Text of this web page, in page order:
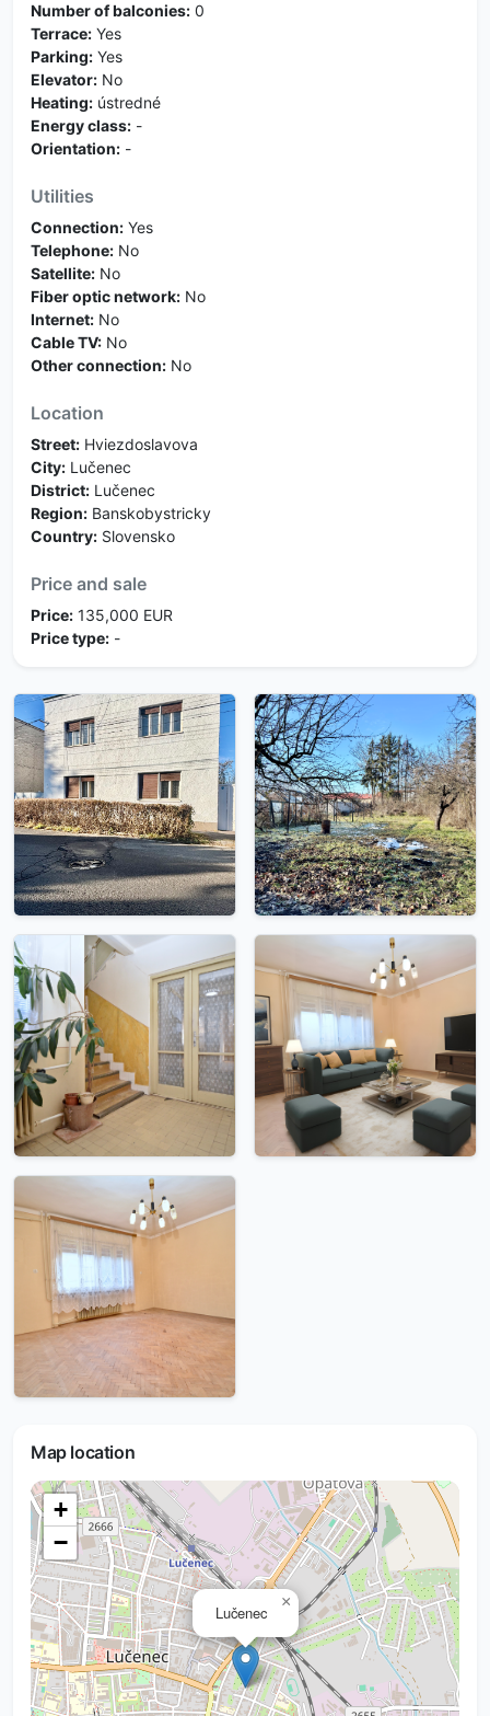
Number of balconies: 0
Terrace: Yes
Parking: Yes
Elevator: No
Heating: ústredné
Energy class: -
Orientation: -
Utilities
Connection: Yes
Telephone: No
Satellite: No
Fiber optic network: No
Internet: No
Cable TV: No
Other connection: No
Location
Street: Hviezdoslavova
City: Lučenec
District: Lučenec
Region: Banskobystricky
Country: Slovensko
Price and sale
Price: 135,000 EUR
Price type: -
Map location
Lučenec
×
+
−